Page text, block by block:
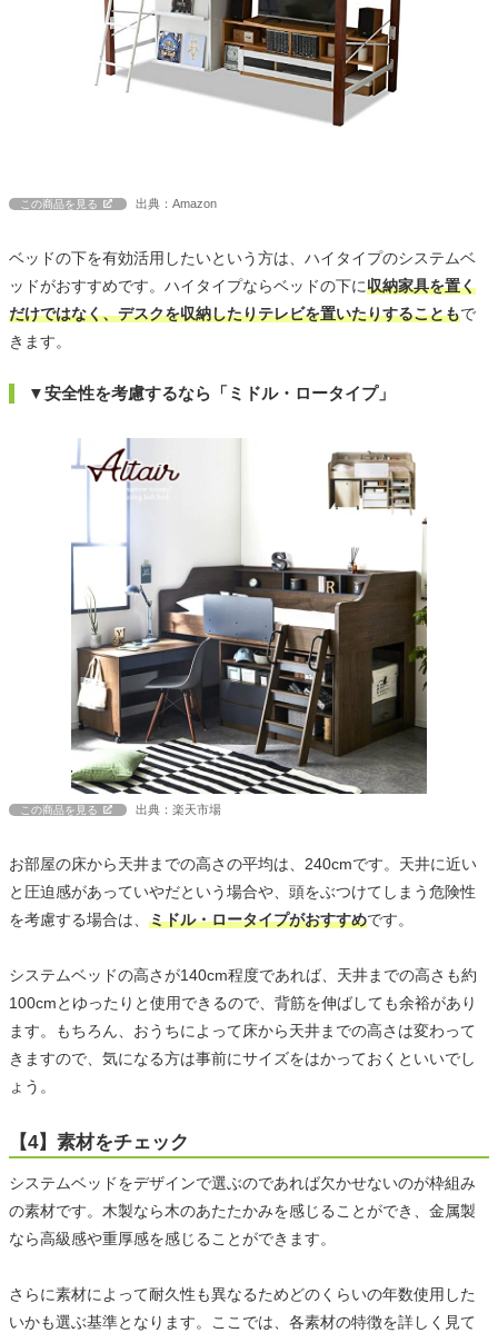
この商品を見る 出典：Amazon
ベッドの下を有効活用したいという方は、ハイタイプのシステムベ
ッドがおすすめです。ハイタイプならベッドの下に収納家具を置く
だけではなく、デスクを収納したりテレビを置いたりすることもで
きます。
▼安全性を考慮するなら「ミドル・ロータイプ」
この商品を見る 出典：楽天市場
お部屋の床から天井までの高さの平均は、240cmです。天井に近い
と圧迫感があっていやだという場合や、頭をぶつけてしまう危険性
を考慮する場合は、 ミドル・ロータイプがおすすめです。
システムベッドの高さが140cm程度であれば、天井までの高さも約
100cmとゆったりと使用できるので、背筋を伸ばしても余裕があり
ます。もちろん、おうちによって床から天井までの高さは変わって
きますので、気になる方は事前にサイズをはかっておくといいでし
ょう。
【4】素材をチェック
システムベッドをデザインで選ぶのであれば欠かせないのが枠組み
の素材です。木製なら木のあたたかみを感じることができ、金属製
なら高級感や重厚感を感じることができます。
さらに素材によって耐久性も異なるためどのくらいの年数使用した
いかも選ぶ基準となります。ここでは、各素材の特徴を詳しく見て